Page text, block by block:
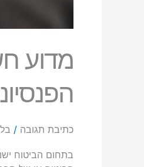
מדוע
כתיבת תגובה /
בתחום הביטוח